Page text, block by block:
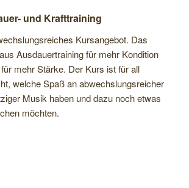
und Krafttraining
Kursangebot. Das
Ausdauertraining für mehr Kondition
mehr Stärke. Der Kurs ist für all
welche Spaß an abwechslungsreicher
Musik haben und dazu noch etwas
möchten.